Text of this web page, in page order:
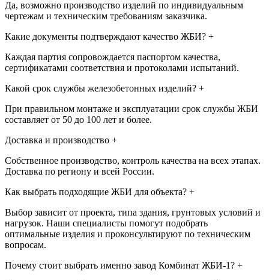
Да, возможно производство изделий по индивидуальным
чертежам и техническим требованиям заказчика.
Какие документы подтверждают качество ЖБИ? +
Каждая партия сопровождается паспортом качества,
сертификатами соответствия и протоколами испытаний.
Какой срок службы железобетонных изделий? +
При правильном монтаже и эксплуатации срок службы ЖБИ
составляет от 50 до 100 лет и более.
Доставка и производство +
Собственное производство, контроль качества на всех этапах.
Доставка по региону и всей России.
Как выбрать подходящие ЖБИ для объекта? +
Выбор зависит от проекта, типа здания, грунтовых условий и
нагрузок. Наши специалисты помогут подобрать
оптимальные изделия и проконсультируют по техническим
вопросам.
Почему стоит выбрать именно завод Комбинат ЖБИ-1? +